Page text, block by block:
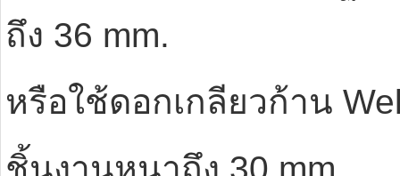
ถึง 36 mm.
หรือใช้ดอกเกลียวก้าน